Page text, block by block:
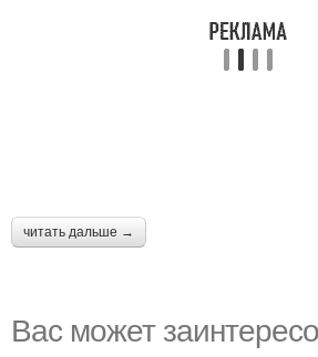
читать дальше →
Вас может